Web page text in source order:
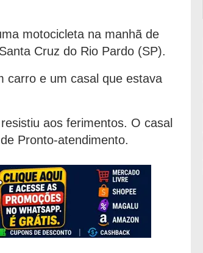
motocicleta na manhã de
Cruz do Rio Pardo (SP).
carro e um casal que estava
aos ferimentos. O casal
Pronto-atendimento.